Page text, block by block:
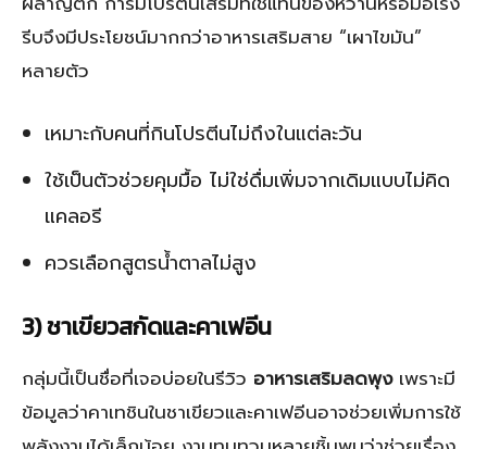
รีบจึงมีประโยชน์มากกว่าอาหารเสริมสาย “เผาไขมัน”
หลายตัว
เหมาะกับคนที่กินโปรตีนไม่ถึงในแต่ละวัน
ใช้เป็นตัวช่วยคุมมื้อ ไม่ใช่ดื่มเพิ่มจากเดิมแบบไม่คิด
แคลอรี
ควรเลือกสูตรน้ำตาลไม่สูง
3) ชาเขียวสกัดและคาเฟอีน
กลุ่มนี้เป็นชื่อที่เจอบ่อยในรีวิว อาหารเสริมลดพุงเพราะมี
ข้อมูลว่าคาเทชินในชาเขียวและคาเฟอีนอาจช่วยเพิ่มการใช้